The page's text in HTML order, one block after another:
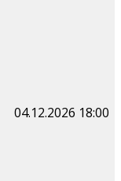
04.12.2026 18:00